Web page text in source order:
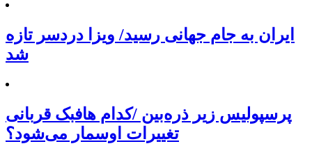
ایران به جام جهانی رسید/ ویزا دردسر تازه
شد
پرسپولیس زیر ذره‌بین /کدام هافبک قربانی
تغییرات اوسمار می‌شود؟